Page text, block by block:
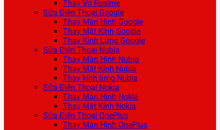
Thay Vỏ Realme
Sửa Điện Thoại Google
Thay Màn Hình Google
Thay Mặt Kính Google
Thay Kính Lưng Google
Sửa Điện Thoại Nubia
Thay Màn Hình Nubia
Thay Mặt Kính Nubia
Thay kính lưng Nubia
Sửa Điện Thoại Nokia
Thay Màn Hình Nokia
Thay Mặt Kính Nokia
Sửa Điện Thoại OnePlus
Thay Màn Hình OnePlus